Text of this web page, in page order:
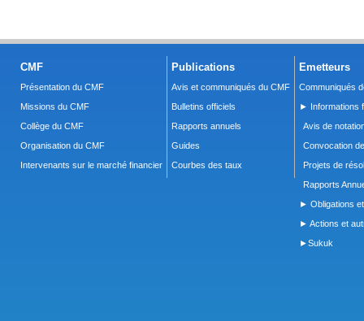
CMF
Présentation du CMF
Missions du CMF
Collège du CMF
Organisation du CMF
Intervenants sur le marché financier
Publications
Avis et communiqués du CMF
Bulletins officiels
Rapports annuels
Guides
Courbes des taux
Emetteurs
Communiqués
► Informations
Avis de
Convocation
Projets de
Rapports
► Obligations
► Actions et
►Sukuk